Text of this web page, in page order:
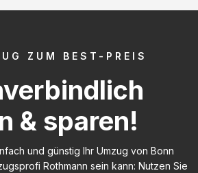
ZUM BEST-PREIS
& sparen!
und günstig Ihr Umzug von Bonn
Rothmann sein kann: Nutzen Sie